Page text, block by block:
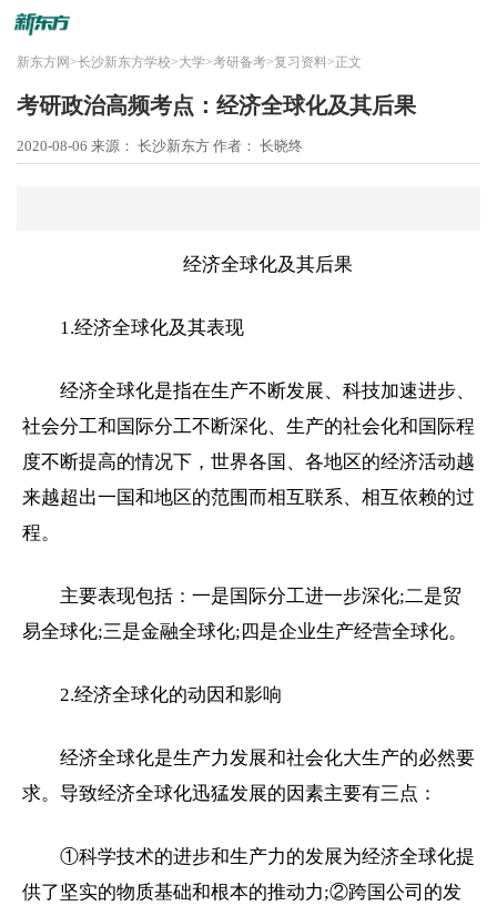
新东方网 >长沙新东方学校>大学>考研备考>复习资料>正文
考研政治高频考点：经济全球化及其后果
2020-08-06 来源： 长沙新东方 作者： 长晓终
经济全球化及其后果
1.经济全球化及其表现
经济全球化是指在生产不断发展、科技加速进步、
社会分工和国际分工不断深化、生产的社会化和国际程
度不断提高的情况下，世界各国、各地区的经济活动越
来越超出一国和地区的范围而相互联系、相互依赖的过
程。
主要表现包括：一是国际分工进一步深化;二是贸
易全球化;三是金融全球化;四是企业生产经营全球化。
2.经济全球化的动因和影响
经济全球化是生产力发展和社会化大生产的必然要
求。导致经济全球化迅猛发展的因素主要有三点：
①科学技术的进步和生产力的发展为经济全球化提
供了坚实的物质基础和根本的推动力;②跨国公司的发